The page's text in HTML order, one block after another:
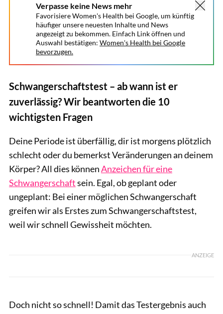
Verpasse keine News mehr
Favorisiere Women's Health bei Google, um künftig
häufiger unsere neuesten Inhalte und News
angezeigt zu bekommen. Einfach Link öffnen und
Auswahl bestätigen: Women's Health bei Google
bevorzugen.
Schwangerschaftstest – ab wann ist er
zuverlässig? Wir beantworten die 10
wichtigsten Fragen
Deine Periode ist überfällig, dir ist morgens plötzlich
schlecht oder du bemerkst Veränderungen an deinem
Körper? All dies könnenAnzeichen für eine
Schwangerschaftsein. Egal, ob geplant oder
ungeplant: Bei einer möglichen Schwangerschaft
greifen wir als Erstes zum Schwangerschaftstest,
weil wir schnell Gewissheit möchten.
ANZEIGE
Doch nicht so schnell! Damit das Testergebnis auch